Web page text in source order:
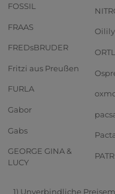
FOSSIL
FRAAS
FREDsBRUDER
Fritzi aus Preußen
FURLA
Gabor
Gabs
GEORGE GINA &
LUCY
Oilily
1) Unverbindliche